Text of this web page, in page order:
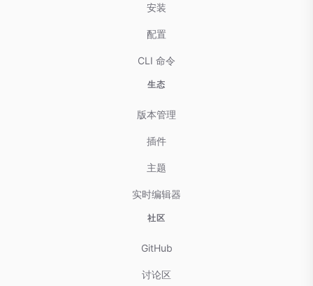
安装
配置
CLI 命令
生态
版本管理
插件
主题
实时编辑器
社区
GitHub
讨论区